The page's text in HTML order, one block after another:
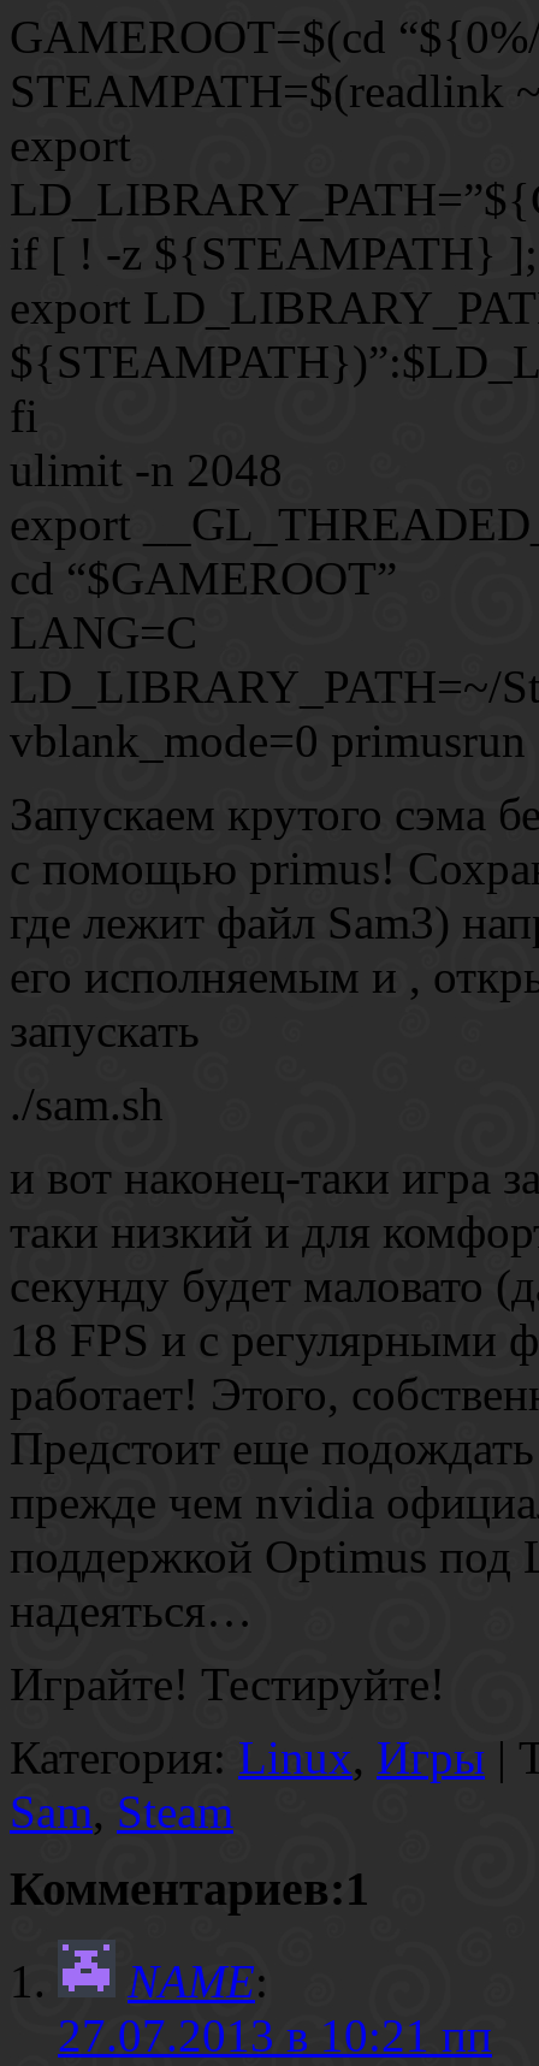
GAMEROOT=$(cd
STEAMPATH=$(readlink
export
if [ ! -z ${STEAMPATH}
export
fi
ulimit -n 2048
export
cd “$GAMEROOT”
LANG=C
LD_LIBRARY_PATH=~/
vblank_mode=0 primusrun
Запускаем крутого сэма
с помощью primus!
где лежит файл Sam3)
его исполняемым и ,
запускать
./sam.sh
и вот наконец-таки игра
таки низкий и для
секунду будет маловато
18 FPS и с регулярными
работает! Этого,
Предстоит еще
прежде чем nvidia
поддержкой Optimus
надеяться…
Играйте! Тестируйте!
Категория: Linux, Игры |
Sam, Steam
Комментариев:1
NAME:
27.07.2013 в 10:21 пп